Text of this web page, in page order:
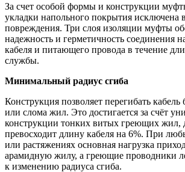
За счет особой формы и конструкции
укладки напольного покрытия исключена
повреждения. Три слоя изоляции муфты
надежность и герметичность соединения
кабеля и питающего провода в течение
службы.
Минимальный радиус сгиба
Конструкция позволяет перегибать кабель
или слома жил. Это достигается за счёт
конструкции тонких витых греющих жил,
превосходит длину кабеля на 6%. При
или растяжениях основная нагрузка
арамидную жилу, а греющие проводники
к изменению радиуса сгиба.